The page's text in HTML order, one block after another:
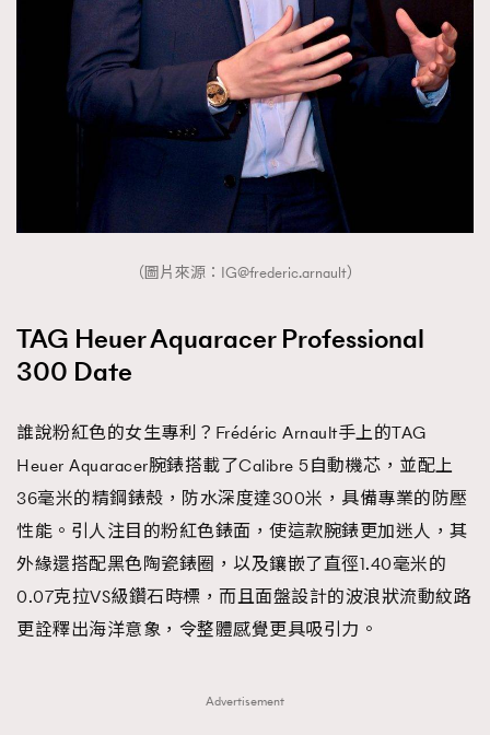
（圖片來源： IG@frederic.arnault）
TAG Heuer Aquaracer Professional
300 Date
誰說粉紅色的女生專利？Frédéric Arnault手上的TAG
Heuer Aquaracer腕錶搭載了Calibre 5自動機芯，並配上
36毫米的精鋼錶殼，防水深度達300米，具備專業的防壓
性能。引人注目的粉紅色錶面，使這款腕錶更加迷人，其
外緣還搭配黑色陶瓷錶圈，以及鑲嵌了直徑1.40毫米的
0.07克拉VS級鑽石時標，而且面盤設計的波浪狀流動紋路
更詮釋出海洋意象，令整體感覺更具吸引力。
Advertisement